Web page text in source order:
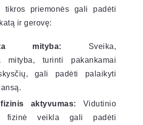
tikros priemonės gali padėti
ir gerovę:
mityba: Sveika,
mityba, turinti pakankamai
gali padėti palaikyti
aktyvumas: Vidutinio
fizinė veikla gali padėti